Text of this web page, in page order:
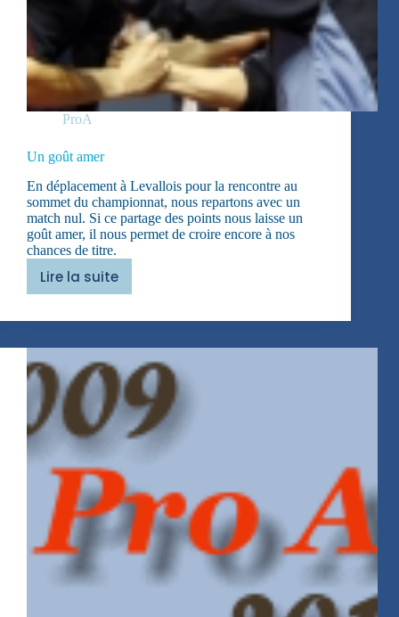
ProA
Un goût amer
En déplacement à Levallois pour la rencontre au
sommet du championnat, nous repartons avec un
match nul. Si ce partage des points nous laisse un
goût amer, il nous permet de croire encore à nos
chances de titre.
Lire la suite
Un
amer